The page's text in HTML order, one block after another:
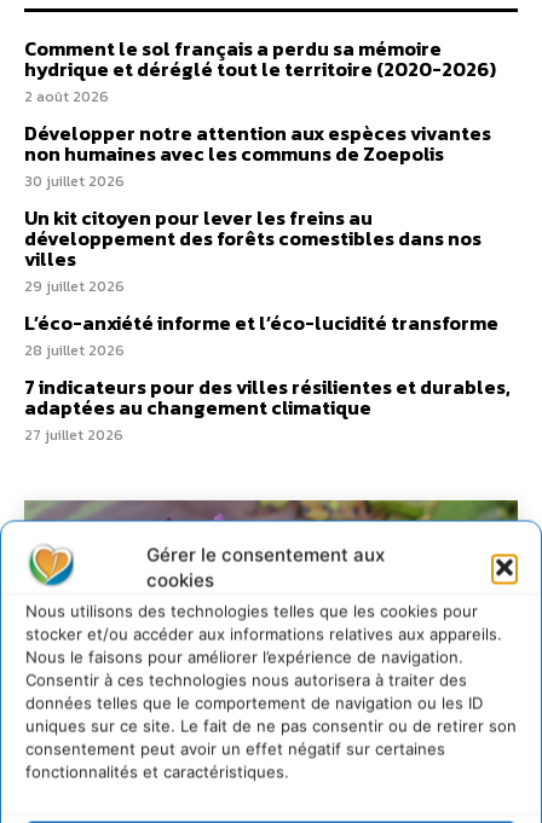
Gérer le consentement aux
cookies
Nous utilisons des technologies telles que les cookies pour
stocker et/ou accéder aux informations relatives aux appareils.
Nous le faisons pour améliorer l’expérience de navigation.
Consentir à ces technologies nous autorisera à traiter des
données telles que le comportement de navigation ou les ID
uniques sur ce site. Le fait de ne pas consentir ou de retirer son
consentement peut avoir un effet négatif sur certaines
fonctionnalités et caractéristiques.
Comment le sol français a perdu sa mémoire
hydrique et déréglé tout le territoire (2020-2026)
2 août 2026
Développer notre attention aux espèces vivantes
non humaines avec les communs de Zoepolis
30 juillet 2026
Un kit citoyen pour lever les freins au
développement des forêts comestibles dans nos
villes
29 juillet 2026
L’éco-anxiété informe et l’éco-lucidité transforme
28 juillet 2026
7 indicateurs pour des villes résilientes et durables,
adaptées au changement climatique
27 juillet 2026